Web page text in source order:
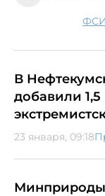
В
добавили 1,5
23 января, 09:18
Минприроды